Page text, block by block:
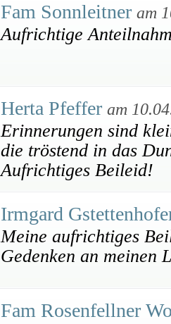
Fam Sonnleitner am
Aufrichtige
Herta Pfeffer am
Erinnerungen sind
die tröstend in das
Aufrichtiges Beileid!
Irmgard
Meine aufrichtiges
Gedenken an meinen
Fam Rosenfellner